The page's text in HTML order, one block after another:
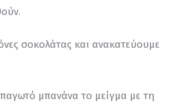
σοκολάτας και ανακατεύουμε
μπανάνα το μείγμα με τη